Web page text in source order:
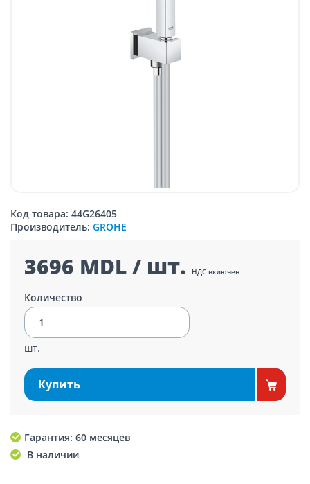
Код товара: 44G26405
Производитель: GROHE
3696 MDL / шт. НДС включен
Количество
шт.
Купить
Гарантия: 60 месяцев
В наличии